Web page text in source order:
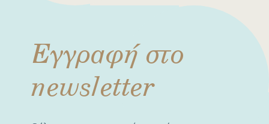
Εγγραφή στο
newsletter